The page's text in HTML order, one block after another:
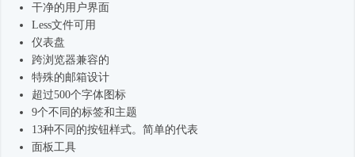
干净的用户界面
Less文件可用
仪表盘
跨浏览器兼容的
特殊的邮箱设计
超过500个字体图标
9个不同的标签和主题
13种不同的按钮样式。简单的代表
面板工具